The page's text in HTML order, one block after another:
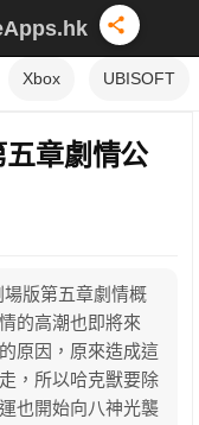
Xbox UBISOFT
五章劇情公
場版第五章劇情概
的高潮也即將來
原因，原來造成這
，所以哈克獸要除
也開始向八神光襲